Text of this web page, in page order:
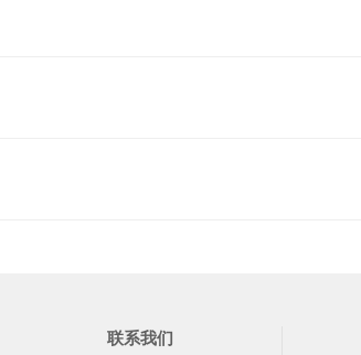
联系我们